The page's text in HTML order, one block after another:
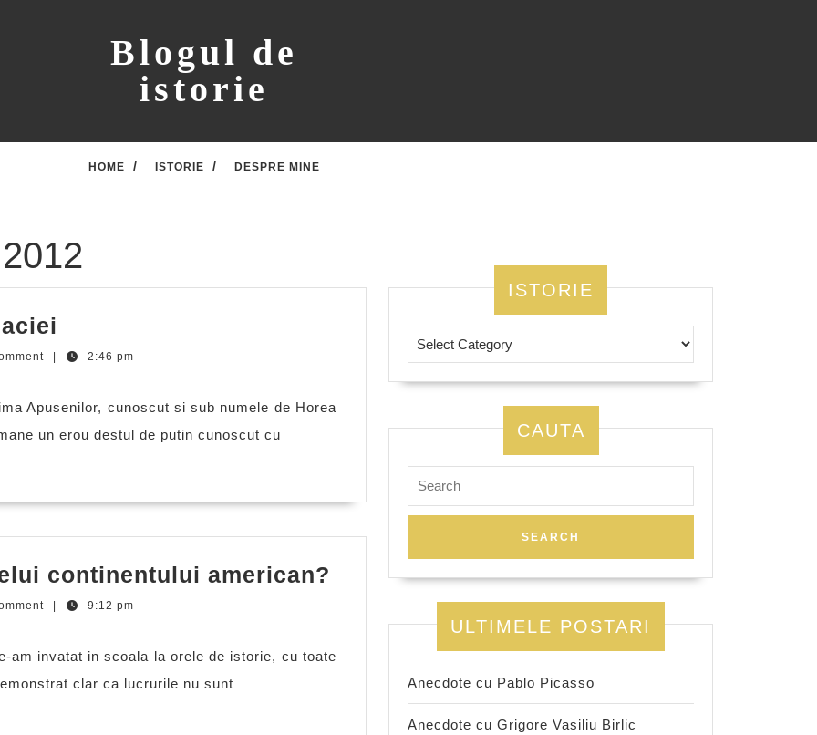
Blogul de
istorie
HOME ISTORIE DESPRE MINE
ultimul
al
Daciei
2:46 pm
Apusenilor, cunoscut si sub numele de Horea
un erou destul de putin cunoscut cu
continentului american?
originea
numelui
continentului
american?
9:12 pm
am invatat in scoala la orele de istorie, cu toate
clar ca lucrurile nu sunt
ISTORIE
CAUTA
for:
ULTIMELE POSTARI
Anecdote cu Pablo Picasso
Anecdote cu Grigore Vasiliu Birlic